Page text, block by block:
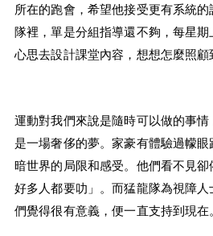
所在的跑會，希望他接受更有系統
隊裡，單是分組指導還不夠，每星
心思去設計課堂內容，想想怎麼照顧
運動對我們來說是隨時可以做的事
是一場奢侈的夢。家豪有體驗過幪
暗世界的局限和感受。他們看不見
好多人都要叻」。而猛龍隊為視障
們覺得很有意義，便一直支持到現在